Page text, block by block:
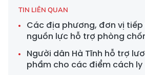
TIN LIÊN QUAN
Các địa phương, đơn vị
nguồn lực hỗ trợ phòng
Người dân Hà Tĩnh hỗ trợ
phẩm cho các điểm cách ly